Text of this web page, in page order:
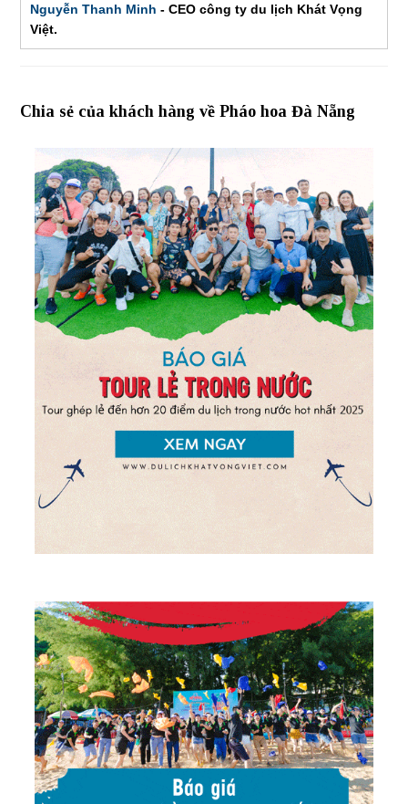
Nguyễn Thanh Minh - CEO công ty du lịch Khát Vọng
Việt.
Chia sẻ của khách hàng về Pháo hoa Đà Nẵng